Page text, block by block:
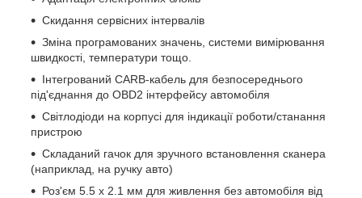
Скидання сервісних інтервалів
Зміна програмованих значень, системи вимірювання
швидкості, температури тощо.
Інтегрований CARB-кабель для безпосереднього
під'єднання до OBD2 інтерфейсу автомобіля
Світлодіоди на корпусі для індикації роботи/станання
пристрою
Складаний гачок для зручного встановлення сканера
(наприклад, на ручку авто)
Роз'єм 5.5 х 2.1 мм для живлення без автомобіля від